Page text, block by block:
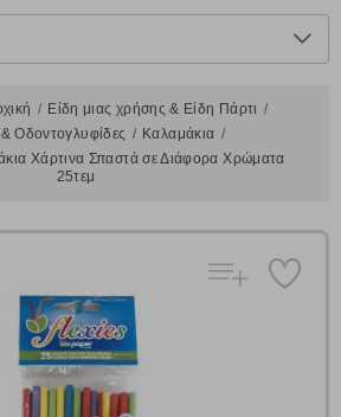
Είδη μιας χρήσης & Είδη Πάρτι
Οδοντογλυφίδες
Καλαμάκια
Χάρτινα Σπαστά σε Διάφορα Χρώματα
25τεμ